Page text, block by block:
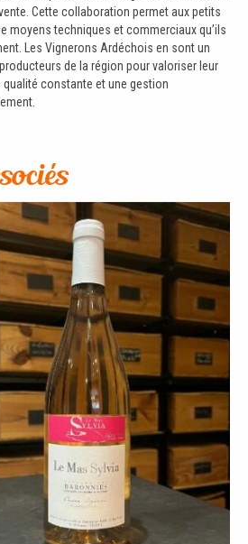
Cette collaboration permet aux petits
moyens techniques et commerciaux qu’ils
Les Vignerons Ardéchois en sont un
de la région pour valoriser leur
constante et une gestion